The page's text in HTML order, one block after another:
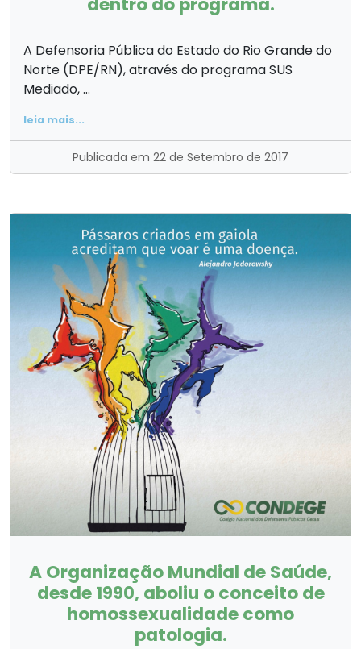
A Defensoria Pública do Estado do Rio Grande do
Norte (DPE/RN), através do programa SUS
Mediado, ...
leia mais...
Publicada em 22 de Setembro de 2017
A Organização Mundial de Saúde,
desde 1990, aboliu o conceito de
homossexualidade como
patologia.